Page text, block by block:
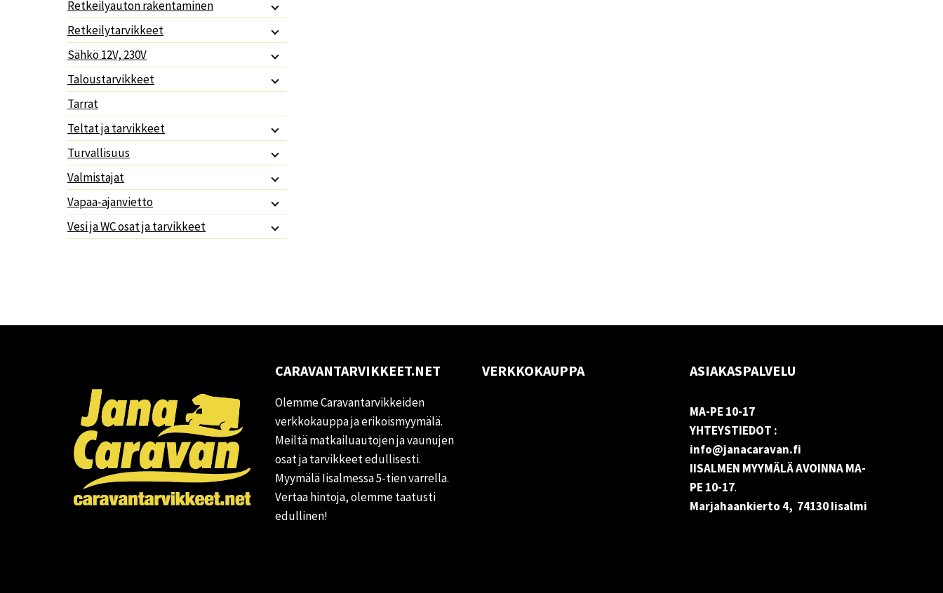
Retkeilyauton rakentaminen
Retkeilytarvikkeet
Sähkö 12V, 230V
Taloustarvikkeet
Tarrat
Teltat ja tarvikkeet
Turvallisuus
Valmistajat
Vapaa-ajanvietto
Vesi ja WC osat ja tarvikkeet
CARAVANTARVIKKEET.NET
Olemme Caravantarvikkeiden
verkkokauppa ja erikoismyymälä.
Meiltä matkailuautojen ja vaunujen
osat ja tarvikkeet edullisesti.
Myymälä Iisalmessa 5-tien varrella.
Vertaa hintoja, olemme taatusti
edullinen!
VERKKOKAUPPA ASIAKASPALVELU
MA-PE 10-17
YHTEYSTIEDOT :
info@janacaravan.fi
IISALMEN MYYMÄLÄ AVOINNA MA-
PE 10-17.
Marjahaankierto 4, 74130 Iisalmi